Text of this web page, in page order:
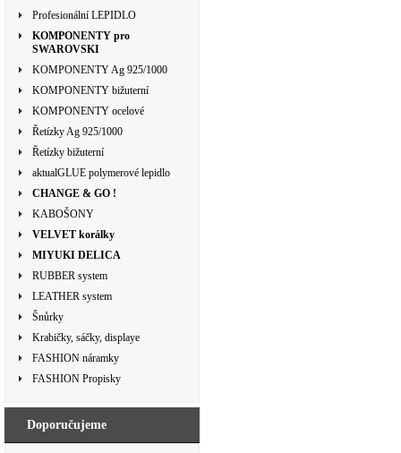
Profesionální LEPIDLO
KOMPONENTY pro
SWAROVSKI
KOMPONENTY Ag 925/1000
KOMPONENTY bižuterní
KOMPONENTY ocelové
Řetízky Ag 925/1000
Řetízky bižuterní
aktualGLUE polymerové lepidlo
CHANGE & GO !
KABOŠONY
VELVET korálky
MIYUKI DELICA
RUBBER system
LEATHER system
Šnůrky
Krabičky, sáčky, displaye
FASHION náramky
FASHION Propisky
Doporučujeme